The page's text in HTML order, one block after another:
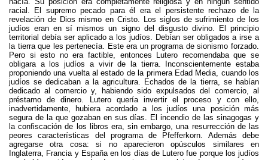
racial. El supremo pecado para él era el persistente rechazo de la
revelación de Dios mismo en Cristo. Los siglos de sufrimiento de los
judíos eran en sí mismos un signo del disgusto divino. El principio
territorial debía ser aplicado a los judíos. Debían ser obligados a irse a
la tierra que les pertenecía. Este era un programa de sionismo forzado.
Pero si esto no era factible, entonces Lutero recomendaba que se
obligara a los judíos a vivir de la tierra. Inconscientemente estaba
proponiendo una vuelta al estado de la primera Edad Media, cuando los
judíos se dedicaban a la agricultura. Echados de la tierra, se habían
dedicado al comercio y, habiendo sido expulsados del comercio, al
préstamo de dinero. Lutero quería invertir el proceso y con ello,
inadvertidamente, hubiera acordado a los judíos una posición más
segura de la que gozaban en sus días. El incendio de las sinagogas y
la confiscación de los libros era, sin embargo, una resurrección de las
peores características del programa de Pfefferkorn. Además debe
agregarse otra cosa: si no aparecieron opúsculos similares en
Inglaterra, Francia y España en los días de Lutero fue porque los judíos